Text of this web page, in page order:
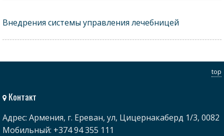
Внедрения системы управления лечебницей
top
Контакт
Адрес: Армения, г. Ереван, ул, Цицернакаберд 1/3, 0082
Мобильный: +374 94 355 111